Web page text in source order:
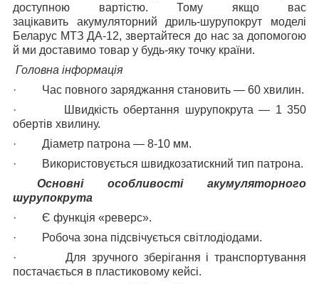
доступною вартістю. Тому якщо вас
зацікавить акумуляторний дриль-шурупокрут моделі
Беларус МТЗ ДА-12, звертайтеся до нас за допомогою
й ми доставимо товар у будь-яку точку країни.
Головна інформація
·
Час повного заряджання становить — 60 хвилин.
·
Швидкість обертання шурупокрута — 1 350
обертів хвилину.
·
Діаметр патрона — 8-10 мм.
·
Використовується швидкозатискний тип патрона.
Основні особливості акумуляторного
шурупокрута
·
Є функція «реверс».
·
Робоча зона підсвічується світлодіодами.
·
Для зручного зберігання і транспортування
постачається в пластиковому кейсі.